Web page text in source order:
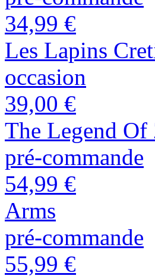
34,99 €
Les Lapins
occasion
39,00 €
The Legend
pré-commande
54,99 €
Arms
pré-commande
55,99 €